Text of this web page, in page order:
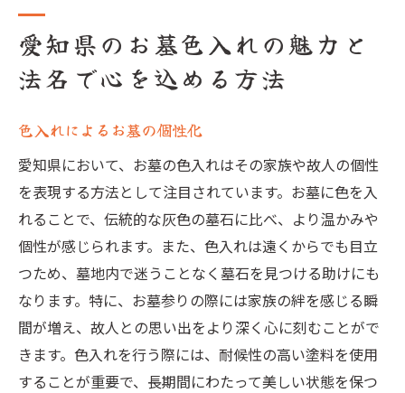
色入れの手順と注意点
お墓に色入れすることで故人を偲ぶ愛知県の新
故人の趣味や嗜好を反映する色入れ
お墓の色入れで伝える家族の想い
地域に根付くお墓の色入れ文化
愛知県で人気の色入れデザイン
法名と色入れで表現する故人の人生
色入れによるお墓参りの新しい形
法名と共に色入れする愛知県のお墓の美しさ
法名とカラーの組み合わせ例
お墓の美しさを引き立てる色入れ
愛知県のお墓色入れの魅力と
法名で心を込める方法
色入れによるお墓の個性化
愛知県において、お墓の色入れはその家族や故人の個性
を表現する方法として注目されています。お墓に色を入
れることで、伝統的な灰色の墓石に比べ、より温かみや
個性が感じられます。また、色入れは遠くからでも目立
つため、墓地内で迷うことなく墓石を見つける助けにも
なります。特に、お墓参りの際には家族の絆を感じる瞬
間が増え、故人との思い出をより深く心に刻むことがで
きます。色入れを行う際には、耐候性の高い塗料を使用
することが重要で、長期間にわたって美しい状態を保つ